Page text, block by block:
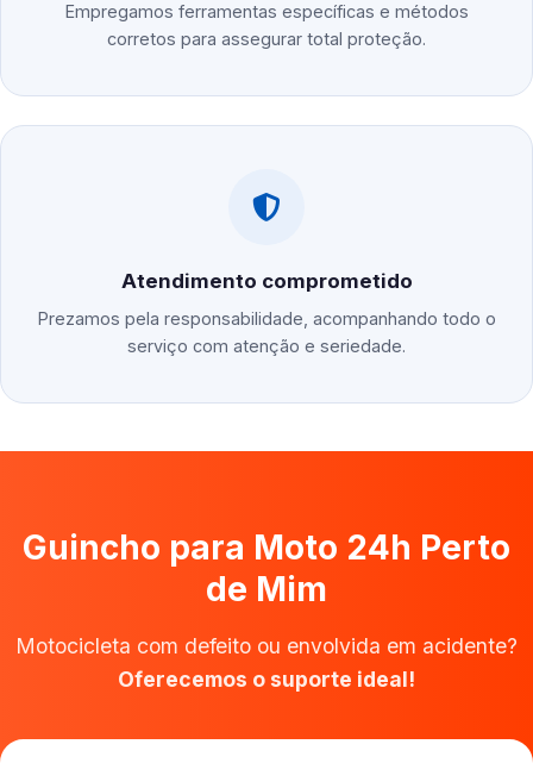
Empregamos ferramentas específicas e métodos
corretos para assegurar total proteção.
Atendimento comprometido
Prezamos pela responsabilidade, acompanhando todo o
serviço com atenção e seriedade.
Guincho para Moto 24h Perto
de Mim
Motocicleta com defeito ou envolvida em acidente?
Oferecemos o suporte ideal!